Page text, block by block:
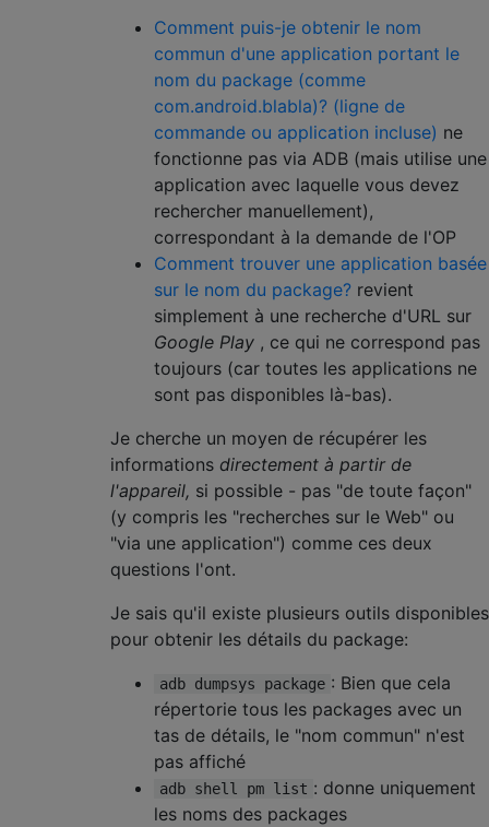
Comment puis-je obtenir le nom
commun d'une application portant le
nom du package (comme
com.android.blabla)? (ligne de
commande ou application incluse) ne
fonctionne pas via ADB (mais utilise une
application avec laquelle vous devez
rechercher manuellement),
correspondant à la demande de l'OP
Comment trouver une application basée
sur le nom du package? revient
simplement à une recherche d'URL sur
Google Play , ce qui ne correspond pas
toujours (car toutes les applications ne
sont pas disponibles là-bas).
Je cherche un moyen de récupérer les
informations directement à partir de
l'appareil, si possible - pas "de toute façon"
(y compris les "recherches sur le Web" ou
"via une application") comme ces deux
questions l'ont.
Je sais qu'il existe plusieurs outils disponibles
pour obtenir les détails du package:
adb dumpsys package : Bien que cela
répertorie tous les packages avec un
tas de détails, le "nom commun" n'est
pas affiché
adb shell pm list : donne uniquement
les noms des packages